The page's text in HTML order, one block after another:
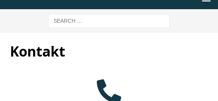
Kontakt